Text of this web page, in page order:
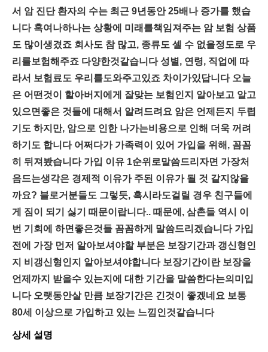
서 암 진단 환자의 수는 최근 9년동안 25배나 증가를 했습
니다 혹여나하나는 상황에 미래를책임져주는 암 보험 상품
도 많이생겼죠 회사도 참 많고, 종류도 셀 수 없을정도로 우
리를보험해주죠 다양한것같습니다 성별, 연령, 직업에 따
라서 보험료도 우리를도와주고있죠 차이가있답니다 오늘
은 어떤것이 할아버지에게 잘맞는 보험인지 알아보고 알고
있으면좋은 것들에 대해서 알려드려요 암은 언제든지 두렵
기도 하지만, 암으로 인한 나가는비용으로 인해 더욱 꺼려
하기도 합니다 어쩌다가 가족력이 있어 가입을 위해, 꼼꼼
히 뒤져봤습니다 가입 이유 1순위로말씀드리자면 가장처
음드는생각은 경제적 이유가 주된 이유가 될 것 같지않을
까요? 블로거분들도 그렇듯, 혹시라도걸릴 경우 친구들에
게 짐이 되기 싫기 때문이랍니다.. 때문에, 삼촌들 역시 이
번 기회에 하면좋은것들 꼼꼼하게 말씀드리겠습니다 가입
전에 가장 먼저 알아보셔야할 부분은 보장기간과 갱신형인
지 비갱신형인지 알아보셔야합니다 보장기간이란 보장을
언제까지 받을수 있는지에 대한 기간을 말씀한다는의미입
니다 오랫동안살 만큼 보장기간은 긴것이 좋겠네요 보통
80세 이상으로 가입하고 있는 느낌인것같습니다
상세 설명